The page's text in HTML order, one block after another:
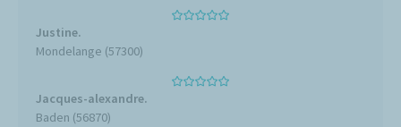
Justine.
Mondelange (57300)
Jacques-alexandre.
Baden (56870)